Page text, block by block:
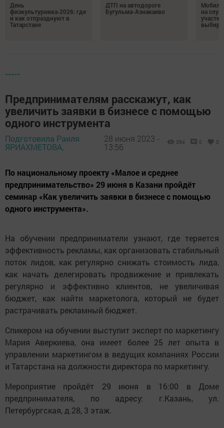
День
физкультурника‑2026: где
и как отпразднуют в
Татарстане
ДТП на автодороге
Бугульма-Азнакаево
на
-----
Предпринимателям расскажут, как
увеличить заявки в бизнесе с помощью
одного инструмента
Подготовила Раиля
ЯРИАХМЕТОВА,
28 июня 2023 -
13:56
364 0 0
По национальному проекту «Малое и среднее
предпринимательство» 29 июня в Казани пройдёт
семинар «Как увеличить заявки в бизнесе с помощью
одного инструмента».
На обучении предприниматели узнают, где теряется
эффективность рекламы, как организовать стабильный
поток лидов, как регулярно снижать стоимость лида,
как начать делегировать продвижение и привлекать
регулярно и эффективно клиентов, не увеличивая
бюджет, как найти маркетолога, который не будет
растрачивать рекламный бюджет.
Спикером на обучении выступит эксперт по маркетингу
Мария Аверкиева, она имеет более 25 лет опыта в
управлении маркетингом в ведущих компаниях России
и Татарстана на должности директора по маркетингу.
Мероприятие пройдёт 29 июня в 16:00 в Доме
предпринимателя, по адресу: г.Казань, ул.
Петербургская, д.28, 3 этаж.